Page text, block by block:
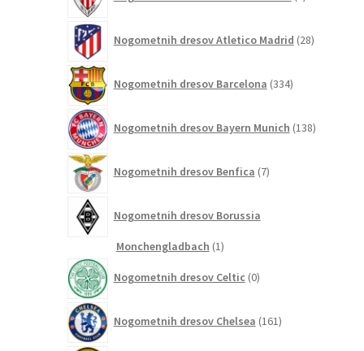
Nogometnih dresov Atletico Madrid 28izdelkov
Nogometnih dresov Barcelona 334izdelkov
Nogometnih dresov Bayern Munich 138izdelkov
Nogometnih dresov Benfica 7izdelkov
Nogometnih dresov Borussia
Monchengladbach 11
Nogometnih dresov Celtic 0izdelkov
Nogometnih dresov Chelsea 161izdelkov